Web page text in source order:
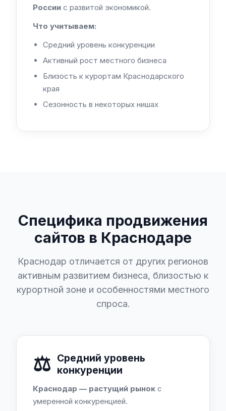
России с развитой экономикой.
Что учитываем:
Средний уровень конкуренции
Активный рост местного бизнеса
Близость к курортам Краснодарского
края
Сезонность в некоторых нишах
Специфика продвижения
сайтов в Краснодаре
Краснодар отличается от других регионов
активным развитием бизнеса, близостью к
курортной зоне и особенностями местного
спроса.
⚖️ Средний уровень
конкуренции
Краснодар — растущий рынок с
умеренной конкуренцией.